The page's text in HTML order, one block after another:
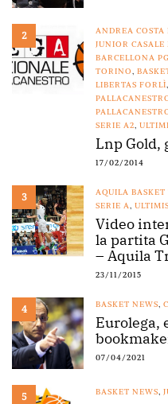
2 ANDREA COSTA
JUNIOR
BARCELLONA PG
TORINO,
LIBERTAS FORLÌ,
SERIE A2,
Lnp Gold,
17/02/2014
3 AQUILA BASKET
SERIE A,
Video
la partita
– Aquila
23/11/2015
4 BASKET NEWS,
Eurolega,
07/04/2021
5 BASKET NEWS,